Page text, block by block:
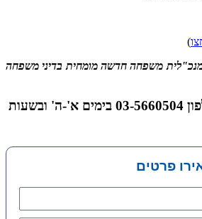
)
משפחה חדשה מומחית בדיני משפחה
לפרטים צרו קשר בטלפון 03-5660504 בימים א'-ה' ובשעות
פרטים